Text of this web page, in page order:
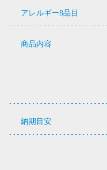
アレルギー8品目
商品内容
納期目安